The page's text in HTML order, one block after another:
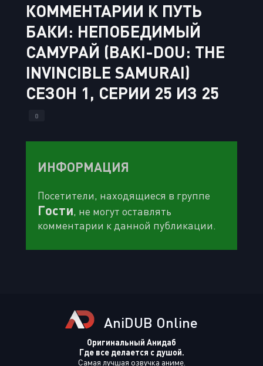
КОММЕНТАРИИ К ПУТЬ
БАКИ: НЕПОБЕДИМЫЙ
САМУРАЙ (BAKI-DOU: THE
INVINCIBLE SAMURAI)
СЕЗОН 1, СЕРИИ 25 ИЗ 25
0
ИНФОРМАЦИЯ
Посетители, находящиеся в группе
Гости, не могут оставлять
комментарии к данной публикации.
AniDUB Online
Оригинальный Анидаб
Где все делается с душой.
Самая лучшая озвучка аниме.